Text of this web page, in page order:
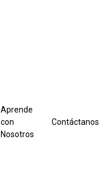
Aprende
con
Nosotros
Contáctanos